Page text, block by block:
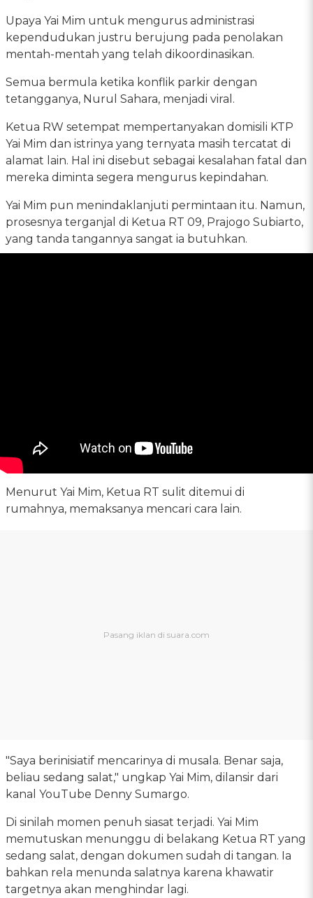
Upaya Yai Mim untuk mengurus administrasi
kependudukan justru berujung pada penolakan
mentah-mentah yang telah dikoordinasikan.
Semua bermula ketika konflik parkir dengan
tetangganya, Nurul Sahara, menjadi viral.
Ketua RW setempat mempertanyakan domisili KTP
Yai Mim dan istrinya yang ternyata masih tercatat di
alamat lain. Hal ini disebut sebagai kesalahan fatal dan
mereka diminta segera mengurus kepindahan.
Yai Mim pun menindaklanjuti permintaan itu. Namun,
prosesnya terganjal di Ketua RT 09, Prajogo Subiarto,
yang tanda tangannya sangat ia butuhkan.
Menurut Yai Mim, Ketua RT sulit ditemui di
rumahnya, memaksanya mencari cara lain.
"Saya berinisiatif mencarinya di musala. Benar saja,
beliau sedang salat," ungkap Yai Mim, dilansir dari
kanal YouTube Denny Sumargo.
Di sinilah momen penuh siasat terjadi. Yai Mim
memutuskan menunggu di belakang Ketua RT yang
sedang salat, dengan dokumen sudah di tangan. Ia
bahkan rela menunda salatnya karena khawatir
targetnya akan menghindar lagi.